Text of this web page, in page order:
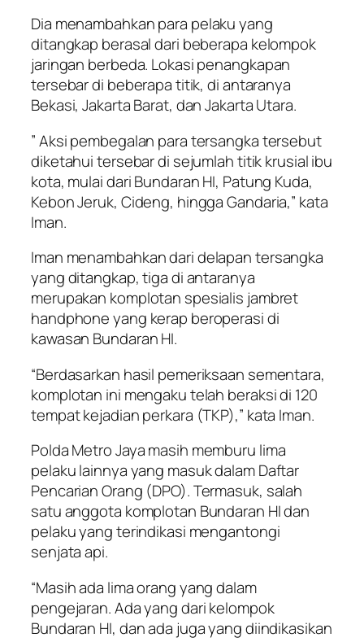
Dia menambahkan para pelaku yang
ditangkap berasal dari beberapa kelompok
jaringan berbeda. Lokasi penangkapan
tersebar di beberapa titik, di antaranya
Bekasi, Jakarta Barat, dan Jakarta Utara.
” Aksi pembegalan para tersangka tersebut
diketahui tersebar di sejumlah titik krusial ibu
kota, mulai dari Bundaran HI, Patung Kuda,
Kebon Jeruk, Cideng, hingga Gandaria,” kata
Iman.
Iman menambahkan dari delapan tersangka
yang ditangkap, tiga di antaranya
merupakan komplotan spesialis jambret
handphone yang kerap beroperasi di
kawasan Bundaran HI.
“Berdasarkan hasil pemeriksaan sementara,
komplotan ini mengaku telah beraksi di 120
tempat kejadian perkara (TKP),” kata Iman.
Polda Metro Jaya masih memburu lima
pelaku lainnya yang masuk dalam Daftar
Pencarian Orang (DPO). Termasuk, salah
satu anggota komplotan Bundaran HI dan
pelaku yang terindikasi mengantongi
senjata api.
“Masih ada lima orang yang dalam
pengejaran. Ada yang dari kelompok
Bundaran HI, dan ada juga yang diindikasikan